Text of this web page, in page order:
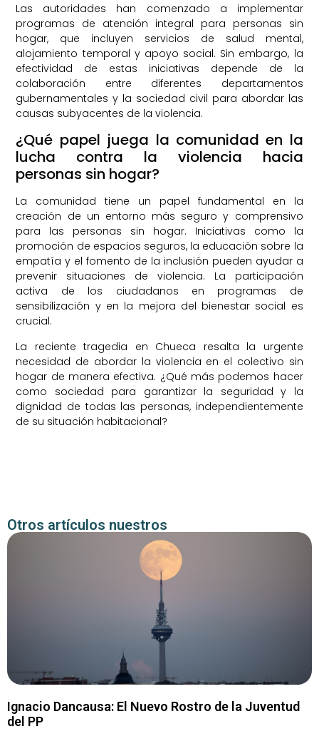
Las autoridades han comenzado a implementar
programas de atención integral para personas sin
hogar, que incluyen servicios de salud mental,
alojamiento temporal y apoyo social. Sin embargo, la
efectividad de estas iniciativas depende de la
colaboración entre diferentes departamentos
gubernamentales y la sociedad civil para abordar las
causas subyacentes de la violencia.
¿Qué papel juega la comunidad en la
lucha contra la violencia hacia
personas sin hogar?
La comunidad tiene un papel fundamental en la
creación de un entorno más seguro y comprensivo
para las personas sin hogar. Iniciativas como la
promoción de espacios seguros, la educación sobre la
empatía y el fomento de la inclusión pueden ayudar a
prevenir situaciones de violencia. La participación
activa de los ciudadanos en programas de
sensibilización y en la mejora del bienestar social es
crucial.
La reciente tragedia en Chueca resalta la urgente
necesidad de abordar la violencia en el colectivo sin
hogar de manera efectiva. ¿Qué más podemos hacer
como sociedad para garantizar la seguridad y la
dignidad de todas las personas, independientemente
de su situación habitacional?
Otros artículos nuestros
Ignacio Dancausa: El Nuevo Rostro de la Juventud
del PP